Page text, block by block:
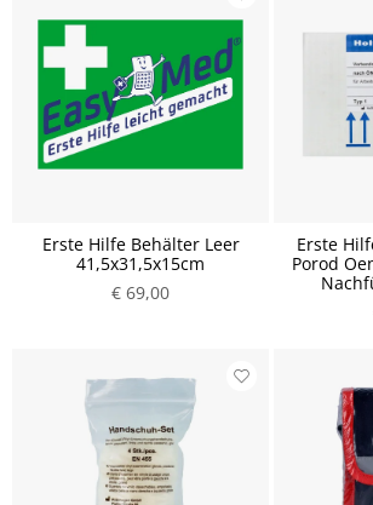
Erste Hilfe Behälter Leer
41,5x31,5x15cm
€ 69,00
Erste
Porod